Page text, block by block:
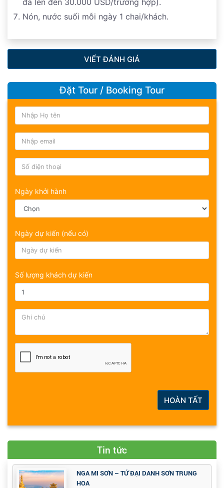
đa lên đến 30.000 USD/trường hợp).
Nón, nước suối mỗi ngày 1 chai/khách.
VIẾT ĐÁNH GIÁ
Đặt Tour / Booking Tour
Ngày khởi hành
Ngày dự kiến (nếu có)
Số lượng khách dự kiến
HOÀN TẤT
Tin tức
NGA MI SƠN – TỨ ĐẠI DANH SƠN TRUNG
HOA